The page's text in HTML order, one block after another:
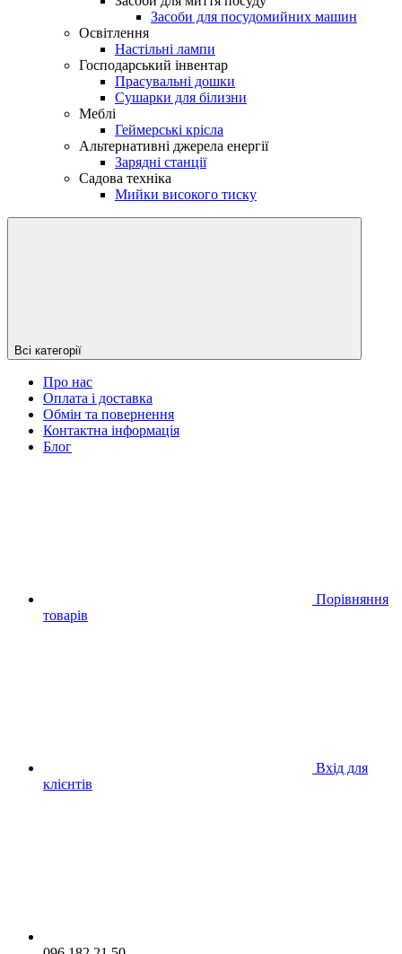
Засоби для посудомийних машин
Освітлення
Настільні лампи
Господарський інвентар
Прасувальні дошки
Сушарки для білизни
Меблі
Геймерські крісла
Альтернативні джерела енергії
Зарядні станції
Садова техніка
Мийки високого тиску
Всі категорії
Про нас
Оплата і доставка
Обмін та повернення
Контактна інформація
Блог
Порівняння
товарів
Вхід для
клієнтів